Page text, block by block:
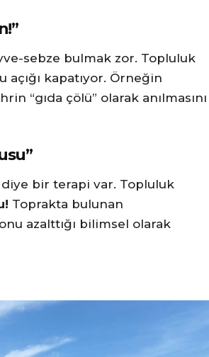
sebze bulmak zor. Topluluk
açığı kapatıyor. Örneğin
“gıda çölü” olarak anılmasını
diye bir terapi var. Topluluk
Toprakta bulunan
azalttığı bilimsel olarak